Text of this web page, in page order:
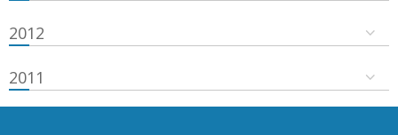
2012
2011